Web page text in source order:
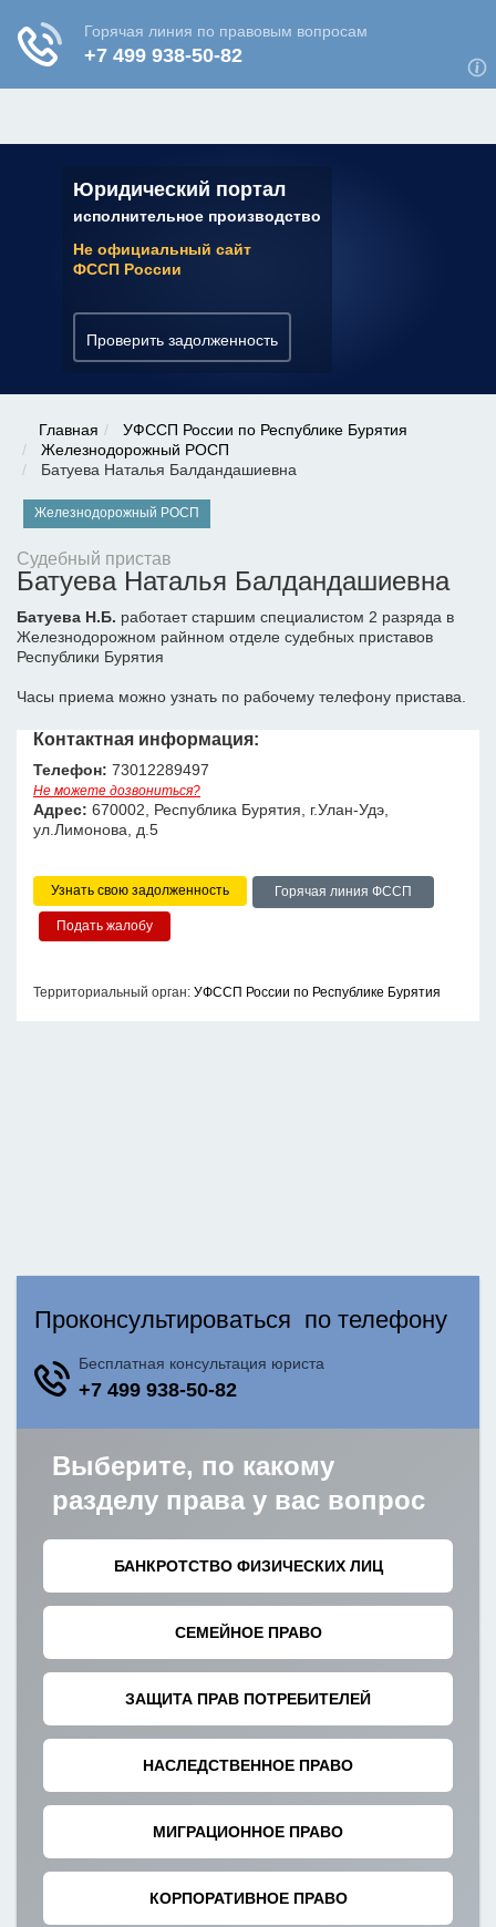
Юридический портал
исполнительное производство
Не официальный сайт
ФССП России
Проверить задолженность
✆ 7 (800) 350-22-64
Главная
УФССП России по Республике Бурятия
Железнодорожный РОСП
Батуева Наталья Балдандашиевна
Железнодорожный РОСП
Судебный пристав
Батуева Наталья Балдандашиевна
Батуева Н.Б. работает старшим специалистом 2 разряда в
Железнодорожном райнном отделе судебных приставов
Республики Бурятия
Часы приема можно узнать по рабочему телефону пристава.
Контактная информация:
Телефон: 73012289497
Не можете дозвониться?
Адрес: 670002, Республика Бурятия, г.Улан-Удэ,
ул.Лимонова, д.5
Узнать свою задолженность Горячая линия ФССП
Территориальный орган: УФССП России по Республике Бурятия